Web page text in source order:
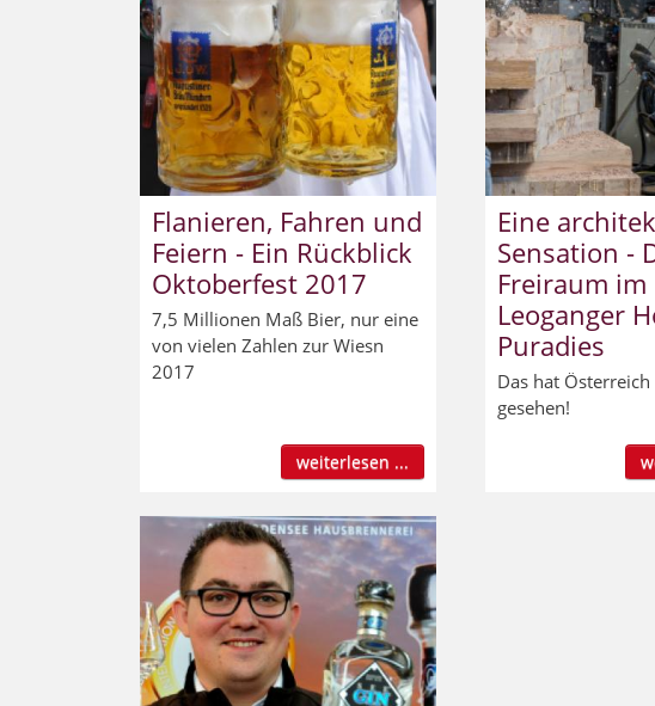
Flanieren, Fahren und
Feiern - Ein Rückblick
Oktoberfest 2017
7,5 Millionen Maß Bier, nur eine
von vielen Zahlen zur Wiesn
2017
weiterlesen ...
Eine
Sensation -
Freiraum im
Leoganger
Puradies
Das hat
gesehen!